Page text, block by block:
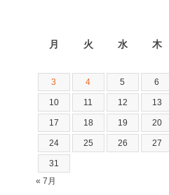
月 火 水 木
3 4 5 6
10 11 12 13
17 18 19 20
24 25 26 27
31
« 7月